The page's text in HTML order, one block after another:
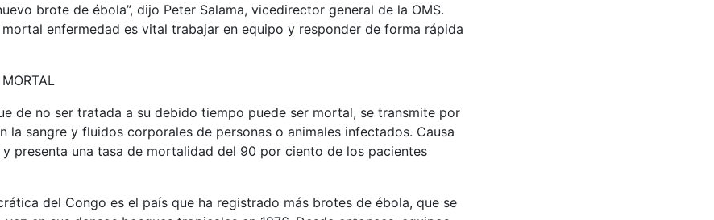
brote de ébola”, dijo Peter Salama, vicedirector general de la OMS.
mortal enfermedad es vital trabajar en equipo y responder de forma rápida
de no ser tratada a su debido tiempo puede ser mortal, se transmite por
la sangre y fluidos corporales de personas o animales infectados. Causa
y presenta una tasa de mortalidad del 90 por ciento de los pacientes
del Congo es el país que ha registrado más brotes de ébola, que se